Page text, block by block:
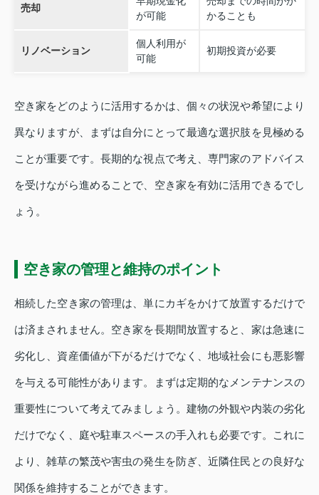
売却
が可能
かることも
リノベーション
個人利用が
可能
初期投資が必要
空き家をどのように活用するかは、個々の状況や希望により
異なりますが、まずは自分にとって最適な選択肢を見極める
ことが重要です。長期的な視点で考え、専門家のアドバイス
を受けながら進めることで、空き家を有効に活用できるでし
ょう。
空き家の管理と維持のポイント
相続した空き家の管理は、単にカギをかけて放置するだけで
は済まされません。空き家を長期間放置すると、家は急速に
劣化し、資産価値が下がるだけでなく、地域社会にも悪影響
を与える可能性があります。まずは定期的なメンテナンスの
重要性について考えてみましょう。建物の外観や内装の劣化
だけでなく、庭や駐車スペースの手入れも必要です。これに
より、雑草の繁茂や害虫の発生を防ぎ、近隣住民との良好な
関係を維持することができます。